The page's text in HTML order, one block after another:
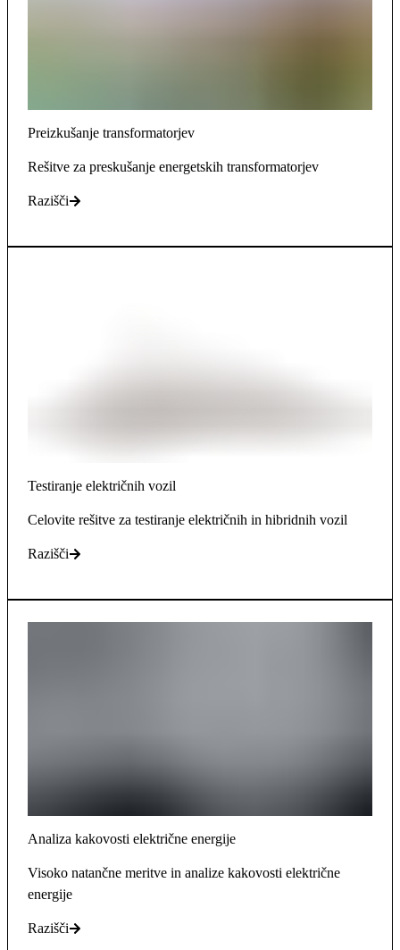
Preizkušanje transformatorjev
Rešitve za preskušanje energetskih transformatorjev
Razišči
Testiranje električnih vozil
Celovite rešitve za testiranje električnih in hibridnih vozil
Razišči
Analiza kakovosti električne energije
Visoko natančne meritve in analize kakovosti električne
energije
Razišči